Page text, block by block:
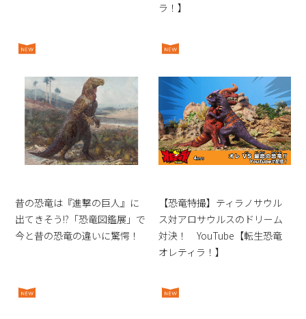
ラ！】
昔の恐竜は『進撃の巨人』に
出てきそう!?「恐竜図鑑展」で
今と昔の恐竜の違いに驚愕！
【恐竜特撮】ティラノサウル
ス対アロサウルスのドリーム
対決！ YouTube【転生恐竜
オレティラ！】